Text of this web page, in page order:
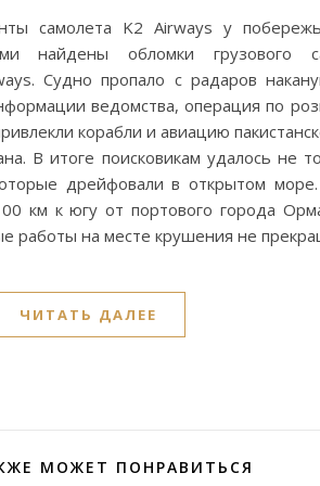
самолета K2 Airways у
найдены обломки грузового
Судно пропало с радаров
ведомства, операция по
корабли и авиацию
В итоге поисковикам удалось не
дрейфовали в открытом
км к югу от портового города
работы на месте крушения не
ЧИТАТЬ ДАЛЕЕ
МОЖЕТ ПОНРАВИТЬСЯ